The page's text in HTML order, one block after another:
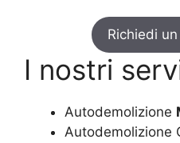
Richiedi
I nostri
Autodemolizione
Autodemolizione